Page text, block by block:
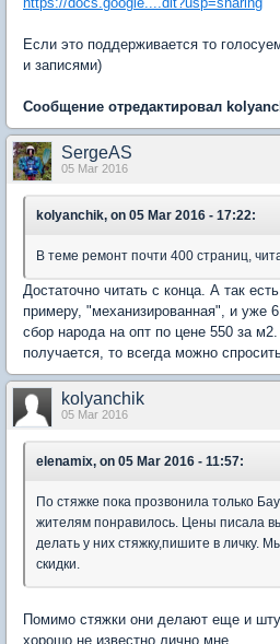
Если это поддерживается то
и записями)
Сообщение отредактировал
SergeAS
05 Mar 2016
kolyanchik, on 05 Mar 2016 - 17:22:
В теме ремонт почти 400 страниц,
Достаточно читать с конца. А так
примеру, "механизированная", и уже
сбор народа на опт по цене 550 за
получается, то всегда можно
kolyanchik
05 Mar 2016
elenamix, on 05 Mar 2016 - 11:57:
По стяжке пока прозвонила только
жителям понравилось. Цены писала
делать у них стяжку,пишите в личку.
скидки.
Помимо стяжки они делают еще и
хорошо не известно лично мне.